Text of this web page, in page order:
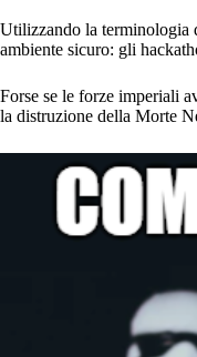
Utilizzando la terminologia
ambiente sicuro: gli
Forse se le forze imperiali
la distruzione della Morte